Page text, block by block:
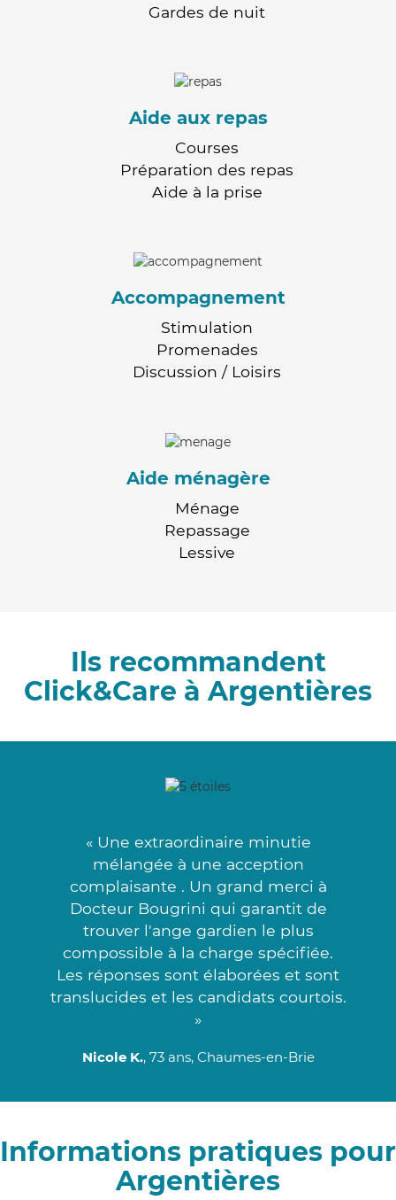
Gardes de nuit
Aide aux repas
Courses
Préparation des repas
Aide à la prise
Accompagnement
Stimulation
Promenades
Discussion / Loisirs
Aide ménagère
Ménage
Repassage
Lessive
Ils recommandent
Click&Care à Argentières
« Une extraordinaire minutie
mélangée à une acception
complaisante . Un grand merci à
Docteur Bougrini qui garantit de
trouver l'ange gardien le plus
compossible à la charge spécifiée.
Les réponses sont élaborées et sont
translucides et les candidats courtois.
»
Nicole K., 73 ans, Chaumes-en-Brie
Informations pratiques pour
Argentières